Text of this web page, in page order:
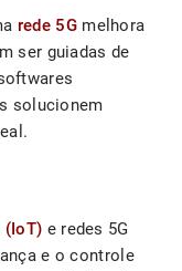
rede 5G melhora
ser guiadas de
solucionem
(IoT) e redes 5G
e o controle